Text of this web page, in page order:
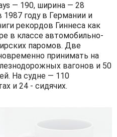
— 190, ширина — 28
году в Германии и
рекордов Гиннеса как
в классе автомобильно-
паромов. Две
принимать на
вагонов и 50
На судне — 110
и 24 - сидячих.